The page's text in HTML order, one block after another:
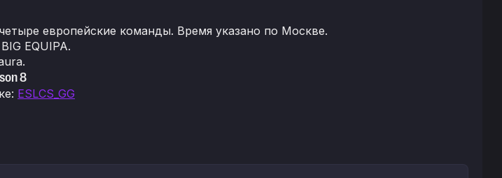
европейские команды. Время указано по Москве.
EQUIPA.
8
ESLCS_GG